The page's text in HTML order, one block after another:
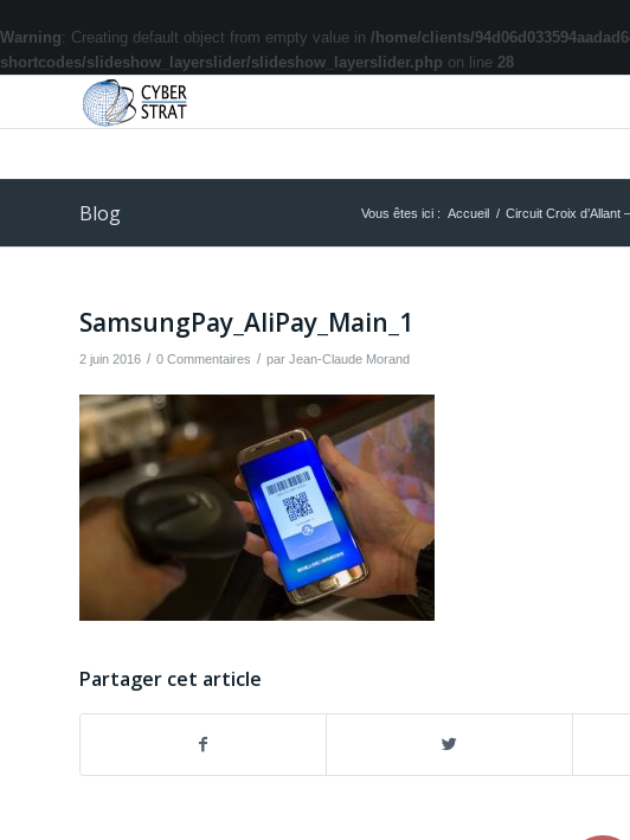
Warning: Creating default object from empty value in /home/clients/
shortcodes/slideshow_layerslider/slideshow_layerslider.php on line 28
Blog Vous êtes ici : Accueil / Circuit Croix d’Allant
SamsungPay_AliPay_Main_1
2 juin 2016 / 0 Commentaires / par Jean-Claude Morand
Partager cet article